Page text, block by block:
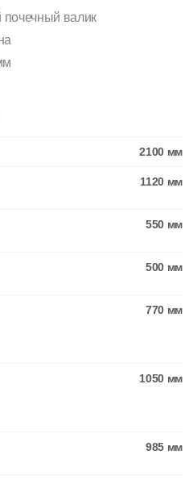
валик
2100 мм
1120 мм
550 мм
500 мм
770 мм
1050 мм
985 мм